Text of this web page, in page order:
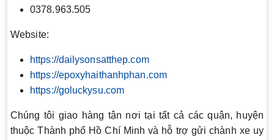
0378.963.505
Website:
https://dailysonsatthep.com
https://epoxyhaithanhphan.com
https://goluckysu.com
Chúng tôi giao hàng tận nơi tại tất cả các quận, huyện
thuộc Thành phố Hồ Chí Minh và hỗ trợ gửi chành xe uy